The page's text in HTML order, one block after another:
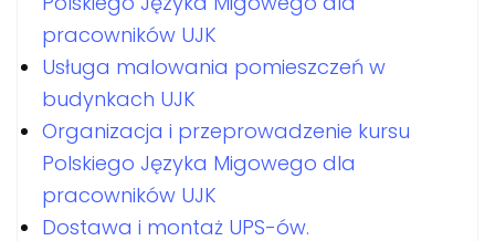
pracowników UJK
Usługa malowania pomieszczeń w
budynkach UJK
Organizacja i przeprowadzenie kursu
Polskiego Języka Migowego dla
pracowników UJK
Dostawa i montaż UPS-ów.